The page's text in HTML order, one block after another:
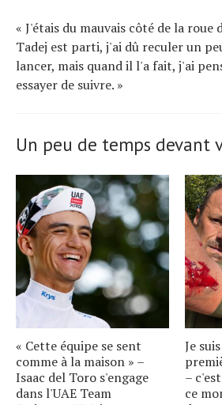
« J'étais du mauvais côté de la roue
Tadej est parti, j'ai dû reculer un
lancer, mais quand il l'a fait, j'ai
essayer de suivre. »
Un peu de temps devant
« Cette équipe se sent
comme à la maison » –
Isaac del Toro s'engage
dans l'UAE Team
Je
–
ce